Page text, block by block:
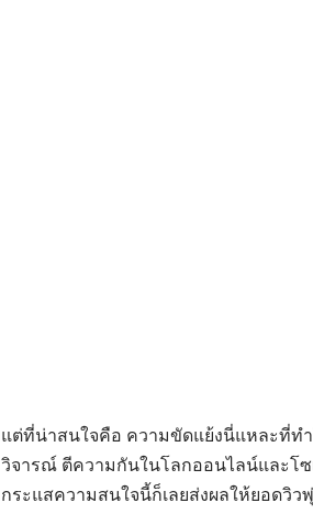
แต่ที่น่าสนใจคือ ความขัดแย้งนี่แหละที่ทำ
วิจารณ์ ตีความกันในโลกออนไลน์และโซ
กระแสความสนใจนี้ก็เลยส่งผลให้ยอดวิว